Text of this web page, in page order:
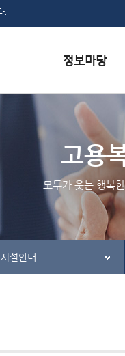
서식자료실
채용정보
인재정보
관련사이트
고용
모두가 웃는 행복
시설안내